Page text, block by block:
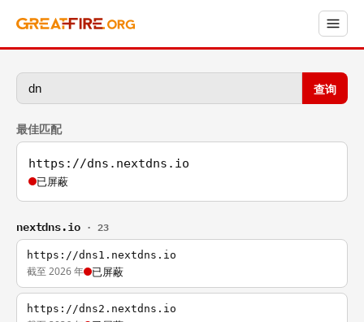
查询
最佳匹配
https://dns.nextdns.io
已屏蔽
nextdns.io · 23
https://dns1.nextdns.io
截至 2026 年 已屏蔽
https://dns2.nextdns.io